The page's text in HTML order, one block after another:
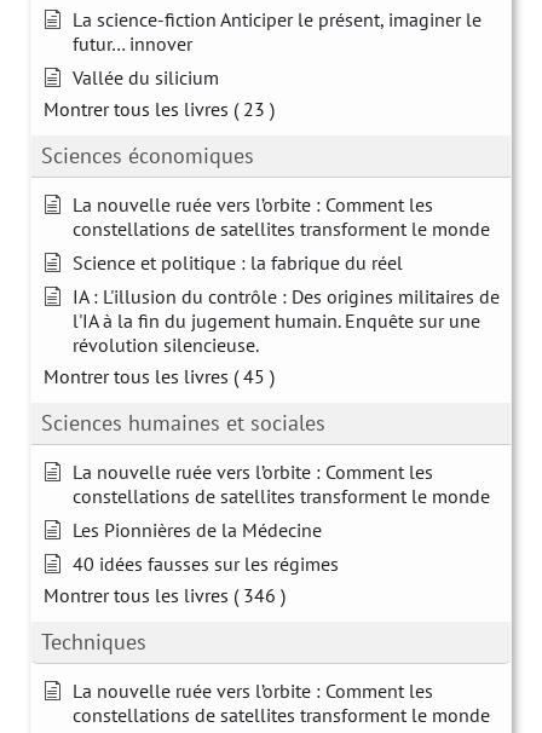
La science-fiction Anticiper le présent, imaginer le
futur… innover
Vallée du silicium
Montrer tous les livres ( 23 )
Sciences économiques
La nouvelle ruée vers l’orbite : Comment les
constellations de satellites transforment le monde
Science et politique : la fabrique du réel
IA : L'illusion du contrôle : Des origines militaires de
l'IA à la fin du jugement humain. Enquête sur une
révolution silencieuse.
Montrer tous les livres ( 45 )
Sciences humaines et sociales
La nouvelle ruée vers l’orbite : Comment les
constellations de satellites transforment le monde
Les Pionnières de la Médecine
40 idées fausses sur les régimes
Montrer tous les livres ( 346 )
Techniques
La nouvelle ruée vers l’orbite : Comment les
constellations de satellites transforment le monde